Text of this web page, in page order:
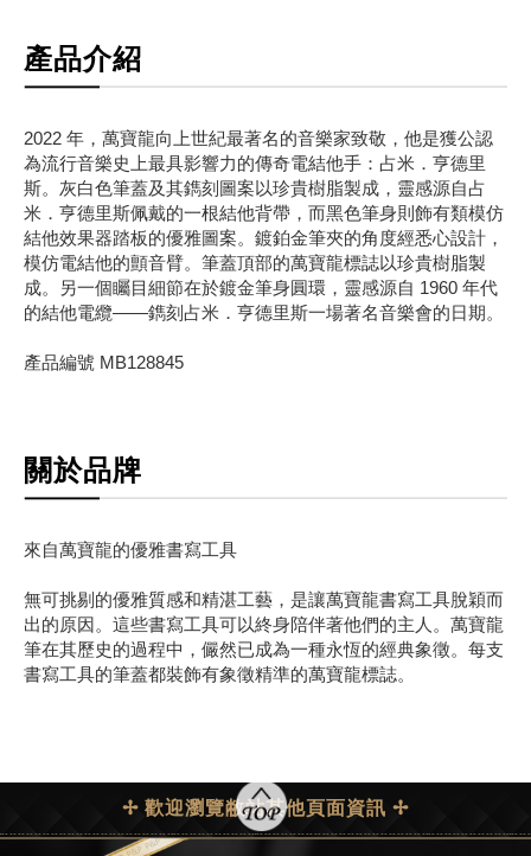
產品介紹
2022 年，萬寶龍向上世紀最著名的音樂家致敬，他是獲公認
為流行音樂史上最具影響力的傳奇電結他手：占米．亨德里
斯。灰白色筆蓋及其鐫刻圖案以珍貴樹脂製成，靈感源自占
米．亨德里斯佩戴的一根結他背帶，而黑色筆身則飾有類模仿
結他效果器踏板的優雅圖案。鍍鉑金筆夾的角度經悉心設計，
模仿電結他的顫音臂。筆蓋頂部的萬寶龍標誌以珍貴樹脂製
成。另一個矚目細節在於鍍金筆身圓環，靈感源自 1960 年代
的結他電纜——鐫刻占米．亨德里斯一場著名音樂會的日期。
產品編號 MB128845
關於品牌
來自萬寶龍的優雅書寫工具
無可挑剔的優雅質感和精湛工藝，是讓萬寶龍書寫工具脫穎而
出的原因。這些書寫工具可以終身陪伴著他們的主人。萬寶龍
筆在其歷史的過程中，儼然已成為一種永恆的經典象徵。每支
書寫工具的筆蓋都裝飾有象徵精準的萬寶龍標誌。
✢ 歡迎瀏覽敝站其他頁面資訊 ✢